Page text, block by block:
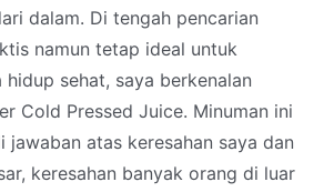
dalam. Di tengah pencarian
namun tetap ideal untuk
sehat, saya berkenalan
Cold Pressed Juice. Minuman ini
jawaban atas keresahan saya dan
keresahan banyak orang di luar